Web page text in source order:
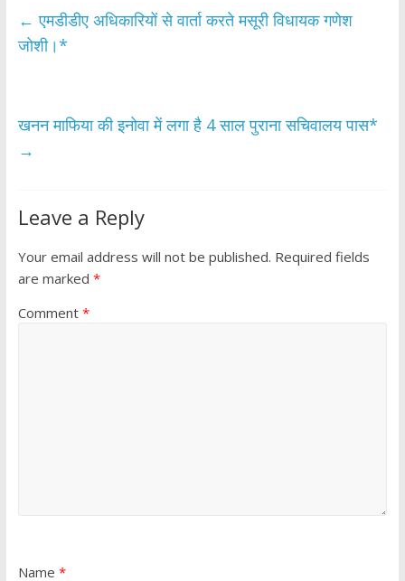
b
o
k
er s e
← एमडीडीए अधिकारियों से वार्ता करते मसूरी विधायक गणेश
जोशी।*
खनन माफिया की इनोवा में लगा है 4 साल पुराना सचिवालय पास*
→
Leave a Reply
Your email address will not be published. Required fields
are marked *
Comment *
Name *